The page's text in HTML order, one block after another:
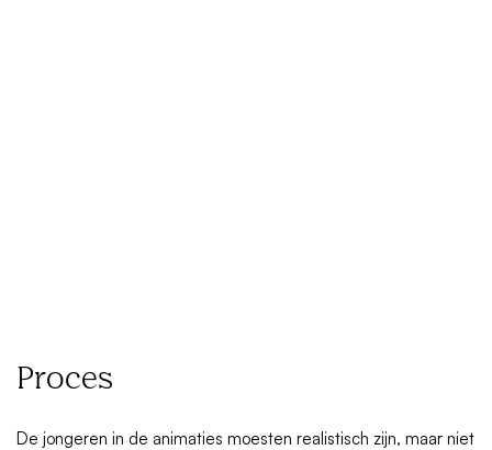
Proces
De jongeren in de animaties moesten realistisch zijn, maar niet